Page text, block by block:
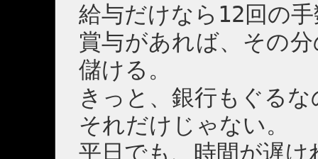
給与だけなら12回の
賞与があれば、その
儲ける。
きっと、銀行もぐるな
それだけじゃない。
平日でも、時間が遅け